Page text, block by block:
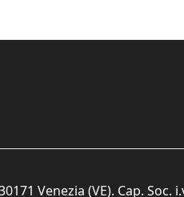
Venezia (VE). Cap. Soc.